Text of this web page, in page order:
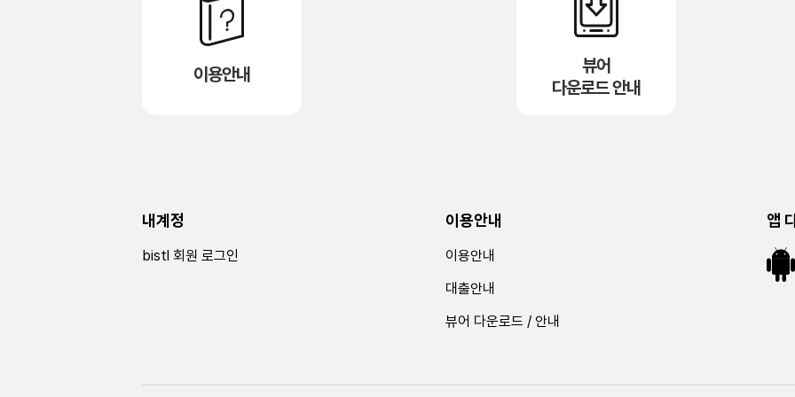
이용안내
뷰어
다운로드 안내
내계정
bistl 회원 로그인
이용안내
이용안내
대출안내
뷰어 다운로드 / 안내
앱